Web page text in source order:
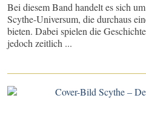
Bei diesem Band handelt es sich
Scythe-Universum, die durchaus
bieten. Dabei spielen die
jedoch zeitlich ...